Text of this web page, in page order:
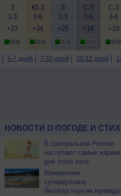
З
1-3
+27
Ю-З
3-6
+34
З
1-3
+25
С-З
3-6
+18
С-З
3-6
+19
5-7 дней 7-10 дней 10-12 дней
НОВОСТИ О ПОГОДЕ И
В Центральной России
наступают самые жаркие
дни этого лета
Извержение
супервулкана
Йеллоустоун не